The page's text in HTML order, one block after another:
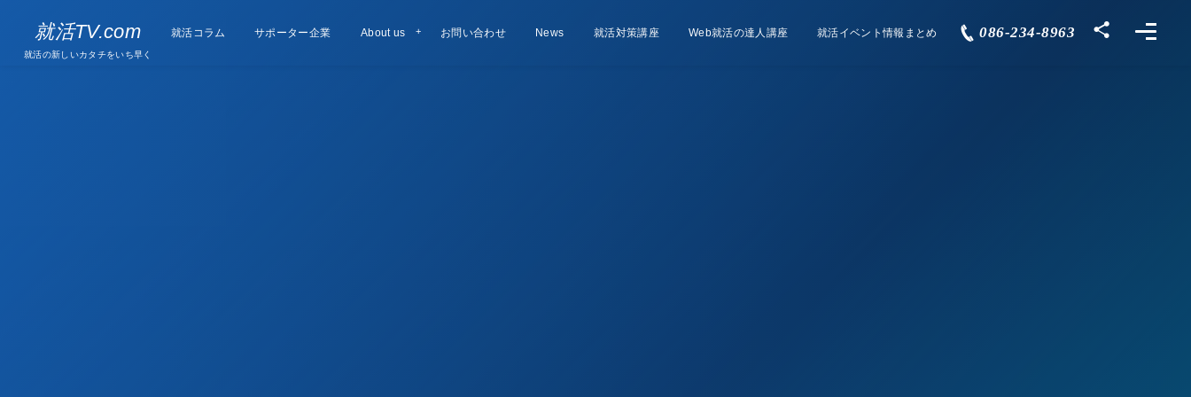
就活TV.com
就活の新しいカタチをいち早く
就活コラム
Column サポーター企業
Supporter
companies
About us お問い合わせ
Contact News
お知らせ 就活対策講座
Lesson Web就活の達人講座
Course 就活イベント情報まとめ
Events 086-234-8963